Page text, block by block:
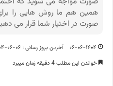
همین هم ما روش هایی را
صورت در اختیار شما قرار می
۰۶-۰۶-۱۴۰۴
آخرین بروز رسانی : ۰۶-۰۶-۱۴۰۴
خواندن این مطلب 4 دقیقه زمان میبرد